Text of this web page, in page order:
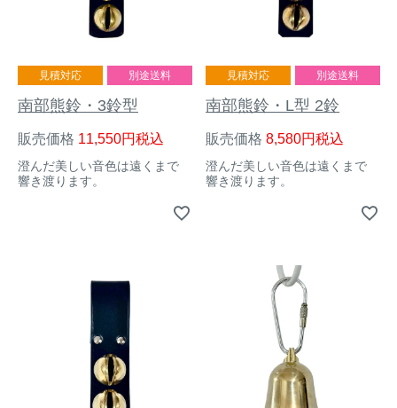
見積対応 別途送料
南部熊鈴・3鈴型
販売価格 11,550 税込
澄んだ美しい音色は遠くまで
響き渡ります。
見積対応 別途送料
南部熊鈴・L型 2鈴
販売価格 8,580 税込
澄んだ美しい音色は遠くまで
響き渡ります。